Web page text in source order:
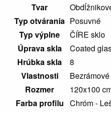
Tvar
Typ otvárania Posuvné
Typ výplne
ČÍRE sklo
Úprava skla
Coated
Hrúbka skla
8
Vlastnosti
Rozmer
120x100
Farba profilu Chróm -